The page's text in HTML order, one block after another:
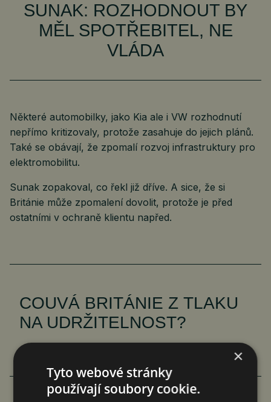
SUNAK: ROZHODNOUT BY
MĚL SPOTŘEBITEL, NE
VLÁDA
Některé automobilky, jako Kia ale i VW rozhodnutí
nepřímo kritizovaly, protože zasahuje do jejich plánů.
Také se obávají, že zpomalí rozvoj infrastruktury pro
elektromobilitu.
Sunak zopakoval, co řekl již dříve. A sice, že si
Británie může zpomalení dovolit, protože je před
ostatními v ochraně klientu napřed.
COUVÁ BRITÁNIE Z TLAKU
NA UDRŽITELNOST?
3 min.
×
Tyto webové stránky
používají soubory cookie.